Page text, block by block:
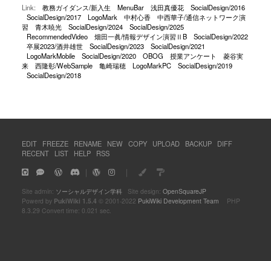
Link:
教務ガイダンス/新入生 MenuBar 浅田真優花
SocialDesign/2016
SocialDesign/2017
LogoMark 中村心香
中西華子/通信ネットワーク演
習
青木暁光 SocialDesign/2024
SocialDesign/2025
RecommendedVideo
畑田一眞/情報デザイン演習ⅡB
SocialDesign/2022
卒展2023/酒井雄世
SocialDesign/2023
SocialDesign/2021
LogoMarkMobile
SocialDesign/2020 OBOG 授業アンケート
菱谷実
来
西隆彰/WebSample 亀崎瑞穂 LogoMarkPC
SocialDesign/2019
SocialDesign/2018
EDIT FREEZE RENAME NEW COPY UPLOAD BACKUP
DIFF
RECENT
LIST HELP RSS
｜ ｜
Site admin: ソーシャルデザイン学科Site design: OpenSquareJP
Powerd by PukiWiki 1.5.4 © 2001-2022 PukiWiki Development Team PHP
8.3.29 Convert time: 0.021 sec.